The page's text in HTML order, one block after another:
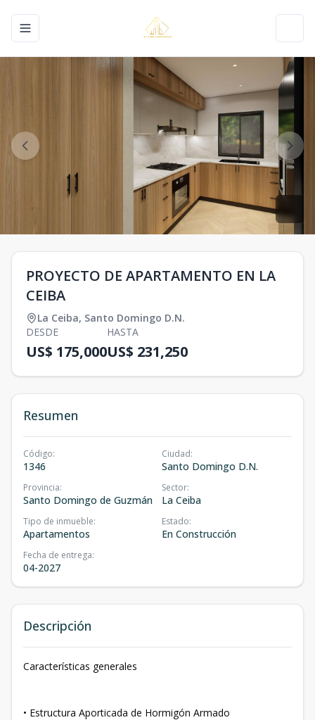
Toggle navigation menu
PROYECTO DE APARTAMENTO EN LA
CEIBA
La Ceiba, Santo Domingo D.N.
DESDE
US$ 175,000
HASTA
US$ 231,250
Resumen
Código:
1346
Ciudad:
Santo Domingo D.N.
Provincia:
Santo Domingo de Guzmán
Sector:
La Ceiba
Tipo de inmueble:
Apartamentos
Estado:
En Construcción
Fecha de entrega:
04-2027
Descripción
Características generales
• Estructura Aporticada de Hormigón Armado